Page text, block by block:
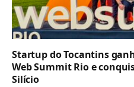
Startup do Tocantins
Web Summit Rio e
Silício